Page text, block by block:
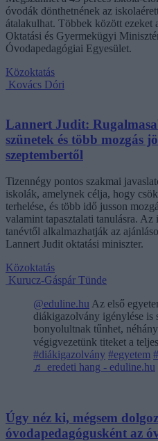
óvodák dönthetnének az
átalakulhat. Többek között ezeket
Oktatási és Gyermekügyi
Óvodapedagógiai Egyesület.
Közoktatás
Kovács Dóri
Lannert Judit:
szünetek és több mozgás
szeptembertől
Tizennégy pontos szakmai
iskolák, amelynek célja, hogy
terhelése, és több idő jusson
valamint tapasztalati tanulásra.
tanévtől alkalmazhatják az
Lannert Judit oktatási miniszter.
Közoktatás
Kurucz-Gáspár Tünde
@eduline.hu Az első
diákigazolvány igénylése is
bonyolultnak tűnhet,
végigvezetünk titeket a
#diákigazolvány #egyetem
♬ eredeti hang - eduline.hu
Úgy néz ki, mégsem
óvodapedagógusként az